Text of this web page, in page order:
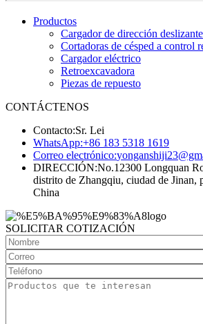
Productos
Cargador de dirección deslizante
Cortadoras de césped a control
Cargador eléctrico
Retroexcavadora
Piezas de repuesto
CONTÁCTENOS
Contacto:Sr. Lei
WhatsApp:+86 183 5318 1619
Correo electrónico:
DIRECCIÓN:No.12300 Longquan
distrito de Zhangqiu, ciudad de Jinan,
China
SOLICITAR COTIZACIÓN